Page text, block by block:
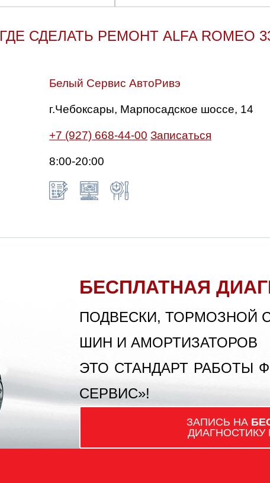
ГДЕ СДЕЛАТЬ РЕМОНТ ALFA ROMEO
Белый Сервис АвтоРивэ
г.Чебоксары, Марпосадское шоссе, 14
+7 (927) 668-44-00 Записаться
8:00-20:00
БЕСПЛАТНАЯ
ПОДВЕСКИ, ТОРМОЗНОЙ
ШИН И АМОРТИЗАТОРОВ
ЭТО СТАНДАРТ РАБОТЫ
СЕРВИС»!
ЗАПИСЬ НА
ДИАГНОСТИКУ